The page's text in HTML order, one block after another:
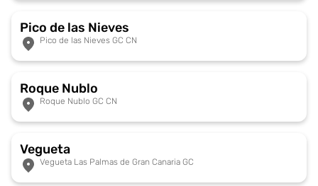
Pico de las Nieves
Pico de las Nieves GC CN
Roque Nublo
Roque Nublo GC CN
Vegueta
Vegueta Las Palmas de Gran Canaria GC